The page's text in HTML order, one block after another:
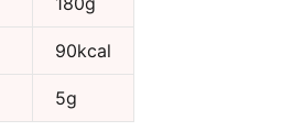
90kcal
5g